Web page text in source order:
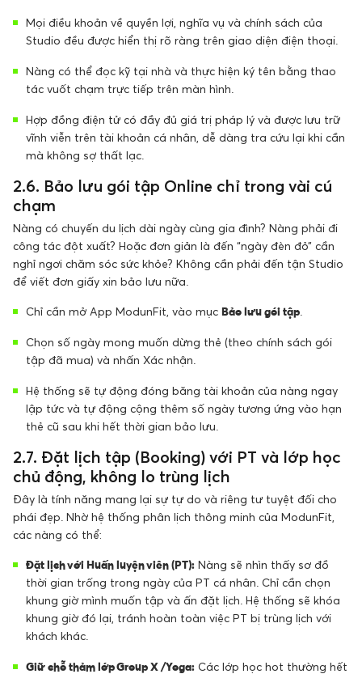
Mọi điều khoản về quyền lợi, nghĩa vụ và chính sách của
Studio đều được hiển thị rõ ràng trên giao diện điện thoại.
Nàng có thể đọc kỹ tại nhà và thực hiện ký tên bằng thao
tác vuốt chạm trực tiếp trên màn hình.
Hợp đồng điện tử có đầy đủ giá trị pháp lý và được lưu trữ
vĩnh viễn trên tài khoản cá nhân, dễ dàng tra cứu lại khi cần
mà không sợ thất lạc.
2.6. Bảo lưu gói tập Online chỉ trong vài cú
chạm
Nàng có chuyến du lịch dài ngày cùng gia đình? Nàng phải đi
công tác đột xuất? Hoặc đơn giản là đến “ngày đèn đỏ” cần
nghỉ ngơi chăm sóc sức khỏe? Không cần phải đến tận Studio
để viết đơn giấy xin bảo lưu nữa.
Chỉ cần mở App ModunFit, vào mục Bảo lưu gói tập
Chọn số ngày mong muốn dừng thẻ (theo chính sách gói
tập đã mua) và nhấn Xác nhận.
Hệ thống sẽ tự động đóng băng tài khoản của nàng ngay
lập tức và tự động cộng thêm số ngày tương ứng vào hạn
thẻ cũ sau khi hết thời gian bảo lưu.
2.7. Đặt lịch tập (Booking) với PT và lớp học
chủ động, không lo trùng lịch
Đây là tính năng mang lại sự tự do và riêng tư tuyệt đối cho
phái đẹp. Nhờ hệ thống phân lịch thông minh của ModunFit,
các nàng có thể:
Đặt lịch với Huấn luyện viên (PT): Nàng sẽ nhìn thấy sơ đồ
thời gian trống trong ngày của PT cá nhân. Chỉ cần chọn
khung giờ mình muốn tập và ấn đặt lịch. Hệ thống sẽ khóa
khung giờ đó lại, tránh hoàn toàn việc PT bị trùng lịch với
khách khác.
Giữ chỗ thảm lớp Group X / Yoga: Các lớp học hot thường hết